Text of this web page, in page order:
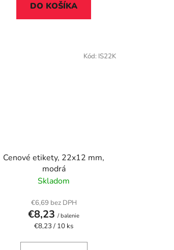
DO KOŠÍKA
Cenové etikety, 22x12 mm,
modrá
Skladom
€6,69 bez DPH
€8,23/ balenie
Jednotková
€8,23 / 10 ks
Kód: IS22K